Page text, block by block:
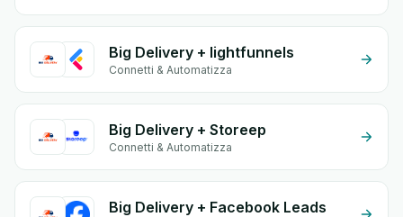
Big Delivery + lightfunnels
Connetti & Automatizza
Big Delivery + Storeep
Connetti & Automatizza
Big Delivery + Facebook Leads